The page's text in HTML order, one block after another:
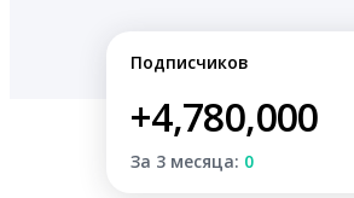
Подписчиков
+4,780,000
За 3 месяца: 0